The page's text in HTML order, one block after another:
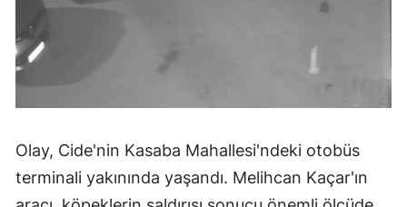
Olay, Cide'nin Kasaba Mahallesi'ndeki otobüs
terminali yakınında yaşandı. Melihcan Kaçar'ın